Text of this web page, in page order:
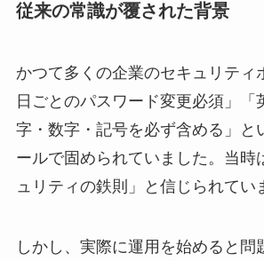
従来の常識が覆された背景
かつて多くの企業のセキュリティ
日ごとのパスワード変更必須」「
字・数字・記号を必ず含める」と
ールで固められていました。当時
ュリティの鉄則」と信じられてい
しかし、実際に運用を始めると問